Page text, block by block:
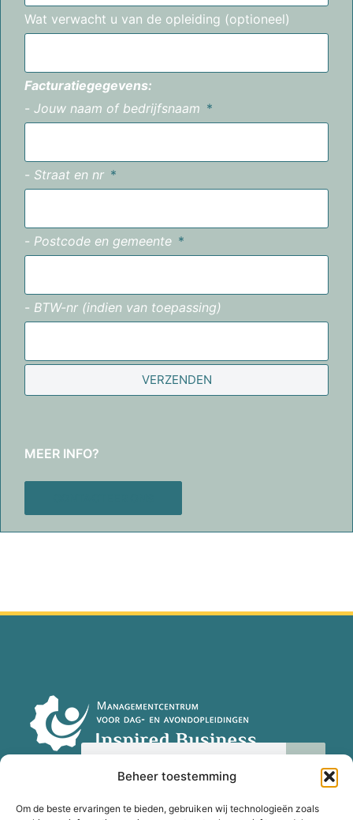
Beheer toestemming
Om de beste ervaringen te bieden, gebruiken wij technologieën zoals
Wat verwacht u van de opleiding (optioneel)
Facturatiegegevens:
- Jouw naam of bedrijfsnaam
- Straat en nr
- Postcode en gemeente
- BTW-nr (indien van toepassing)
VERZENDEN
MEER INFO?